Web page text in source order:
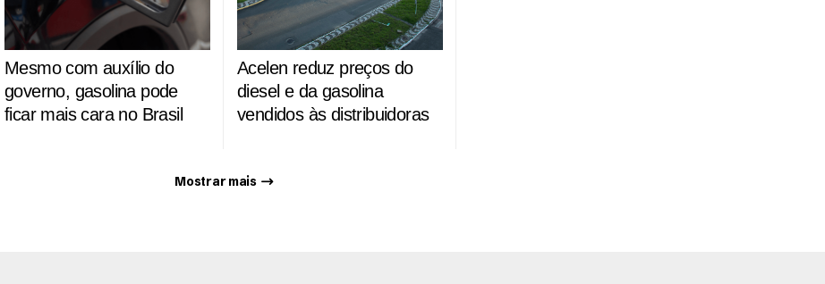
Mesmo com auxílio do
governo, gasolina pode
ficar mais cara no Brasil
Acelen reduz preços do
diesel e da gasolina
vendidos às distribuidoras
Mostrar mais